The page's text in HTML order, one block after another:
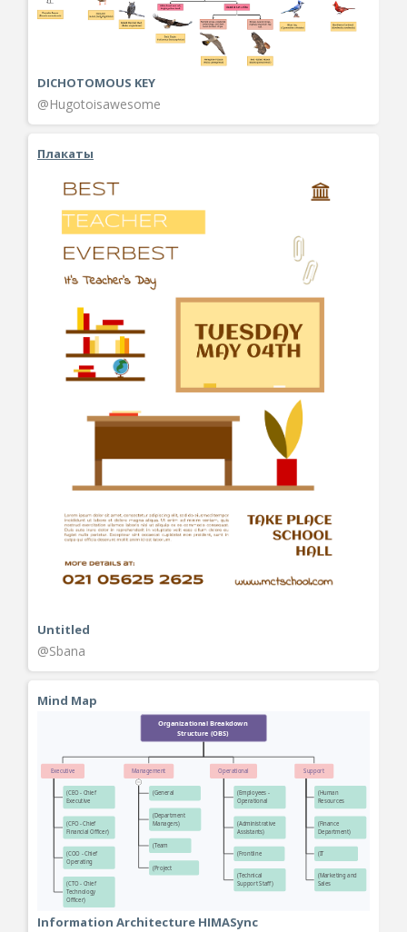
DICHOTOMOUS KEY
@Hugotoisawesome
Плакаты
Untitled
@Sbana
Mind Map
Information Architecture HIMASync